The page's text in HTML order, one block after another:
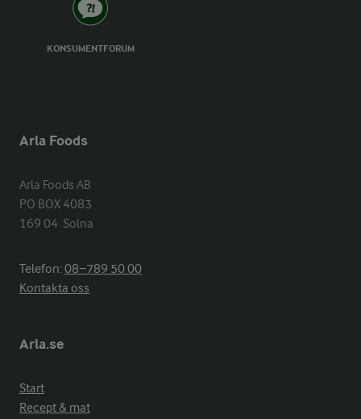
KONSUMENTFORUM
Arla Foods
Arla Foods AB
PO BOX 4083
169 04  Solna
Telefon:08−789 50 00
Kontakta oss
Arla.se
Start
Recept & mat